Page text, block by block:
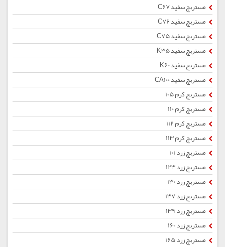
مستربچ سفید C67
مستربچ سفید C76
مستربچ سفید C75
مستربچ سفید K35
مستربچ سفید K60
مستربچ سفید CA100
مستربچ کرم 105
مستربچ کرم 110
مستربچ کرم 112
مستربچ کرم 113
مستربچ زرد 101
مستربچ زرد 123
مستربچ زرد 130
مستربچ زرد 137
مستربچ زرد 139
مستربچ زرد 160
مستربچ زرد 165